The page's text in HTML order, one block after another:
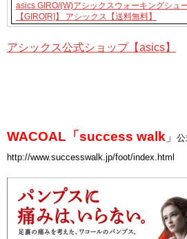
asics GIRO/(W)アシックスウォーキングシュ
【GIRO[R]】 アシックス【送料無料】
アシックス公式ショップ【asics】
WACOAL「success walk 」 公
http://www.successwalk.jp/foot/index.html